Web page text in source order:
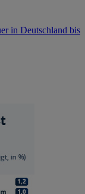
in Deutschland bis